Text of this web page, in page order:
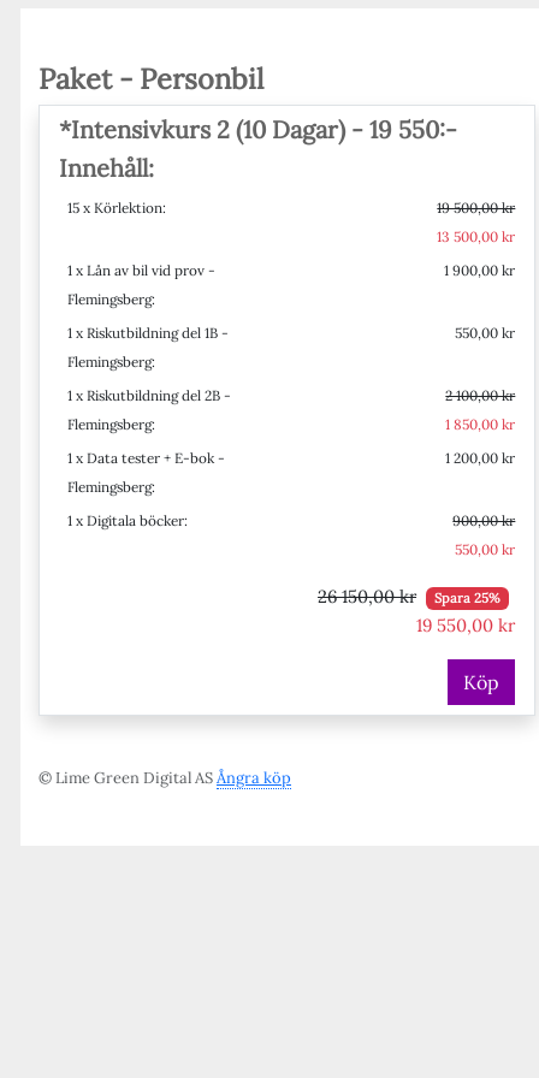
Paket - Personbil
*Intensivkurs 2 (10 Dagar) - 19 550:-
Innehåll:
15 x Körlektion:
19 500,00 kr
13 500,00 kr
1 x Lån av bil vid prov -
Flemingsberg:
1 900,00 kr
1 x Riskutbildning del 1B -
Flemingsberg:
550,00 kr
1 x Riskutbildning del 2B -
Flemingsberg:
2 100,00 kr
1 850,00 kr
1 x Data tester + E-bok -
Flemingsberg:
1 200,00 kr
1 x Digitala böcker:
900,00 kr
550,00 kr
26 150,00 kr Spara 25%
19 550,00 kr
Köp
© Lime Green Digital ASÅngra köp